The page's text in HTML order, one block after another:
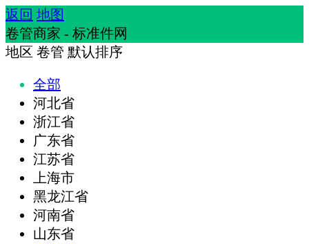
返回 地图
卷管商家 - 标准件网
地区 卷管 默认排序
全部
河北省
浙江省
广东省
江苏省
上海市
黑龙江省
河南省
山东省